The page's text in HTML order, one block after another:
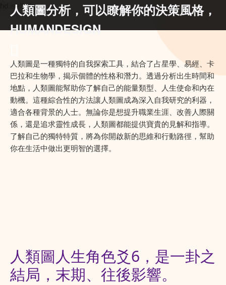
hd.iself.uk
人類圖分析，可以瞭解你的決策風格，
HUMANDESIGN
人類圖是一種獨特的自我探索工具，結合了占星學、易經、卡
巴拉和生物學，揭示個體的性格和潛力。透過分析出生時間和
地點，人類圖能幫助你了解自己的能量類型、人生使命和內在
動機。這種綜合性的方法讓人類圖成為深入自我研究的利器，
適合各種背景的人士。無論你是想提升職業生涯、改善人際關
係，還是追求靈性成長，人類圖都能提供寶貴的見解和指導。
了解自己的獨特特質，將為你開啟新的思維和行動路徑，幫助
你在生活中做出更明智的選擇。
人類圖人生角色爻6，是一卦之
結局，末期、往後影響。